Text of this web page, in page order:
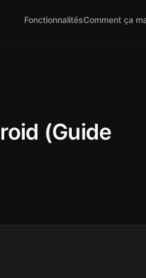
FonctionnalitésComment ça
(Guide